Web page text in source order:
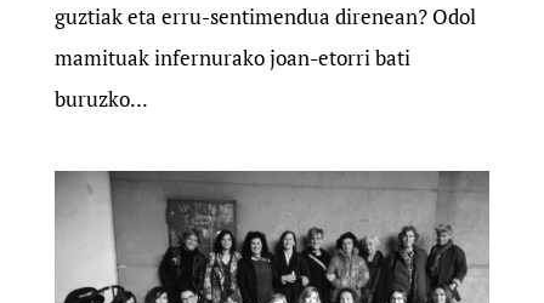
guztiak eta erru-sentimendua direnean? Odol
mamituak infernurako joan-etorri bati
buruzko...